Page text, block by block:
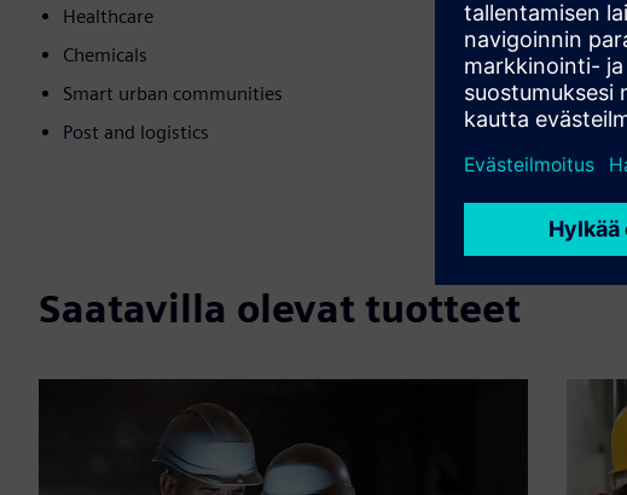
Healthcare
Chemicals
Smart urban communities
Post and logistics
Saatavilla olevat tuotteet